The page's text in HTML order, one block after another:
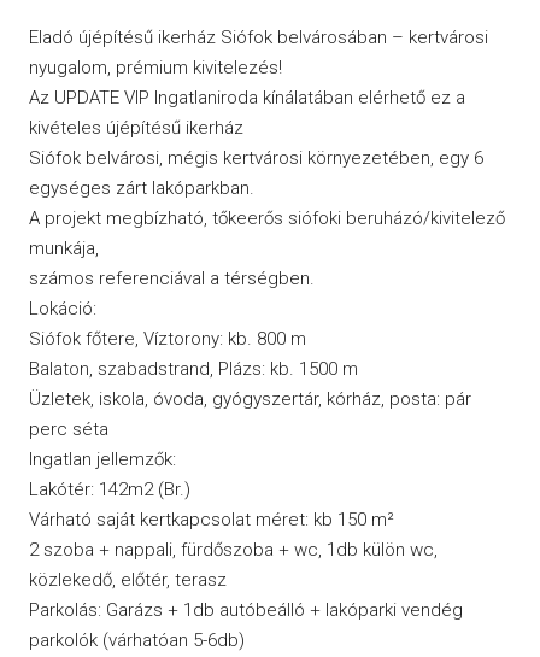
Eladó újépítésű ikerház Siófok belvárosában – kertvárosi
nyugalom, prémium kivitelezés!
Az UPDATE VIP Ingatlaniroda kínálatában elérhető ez a
kivételes újépítésű ikerház
Siófok belvárosi, mégis kertvárosi környezetében, egy 6
egységes zárt lakóparkban.
A projekt megbízható, tőkeerős siófoki beruházó/kivitelező
munkája,
számos referenciával a térségben.
Lokáció:
Siófok főtere, Víztorony: kb. 800 m
Balaton, szabadstrand, Plázs: kb. 1500 m
Üzletek, iskola, óvoda, gyógyszertár, kórház, posta: pár
perc séta
Ingatlan jellemzők:
Lakótér: 142m2 (Br.)
Várható saját kertkapcsolat méret: kb 150 m²
2 szoba + nappali, fürdőszoba + wc, 1db külön wc,
közlekedő, előtér, terasz
Parkolás: Garázs + 1db autóbeálló + lakóparki vendég
parkolók (várhatóan 5-6db)